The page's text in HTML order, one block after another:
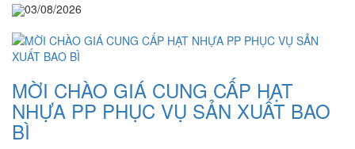
03/08/2026
MỜI CHÀO GIÁ CUNG CẤP HẠT
NHỰA PP PHỤC VỤ SẢN XUẤT BAO
BÌ